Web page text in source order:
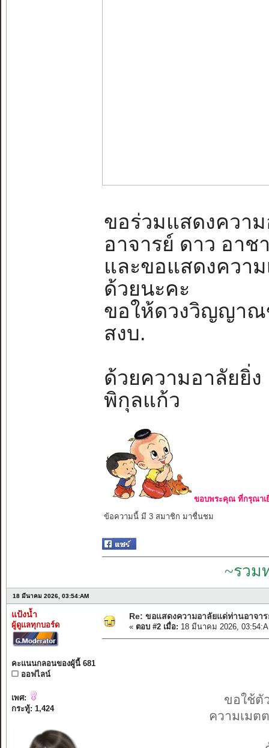
ขอร่วมแสดงควา
อาจารย์ ดาว อาช
และขอแสดงควา
ด้วยนะคะ
ขอให้ดวงวิญญาณ
สงบ.
ด้วยความอาลัยยิ่ง
พิกุลแก้ว
ขอบพระคุณ ที่กรุณาเ
ข้อความนี้ มี 3 สมาชิก มาชื่นชม
~รวม
18 มีนาคม 2026, 03:54:AM
แป้งน้ำ
ผู้ดูแลทุกบอร์ด
คะแนนกลอนของผู้นี้ 681
ออฟไลน์
เพศ:
กระทู้: 1,424
Re: ขอแสดงความอาลัยแด่ท่านอาจา
« ตอบ #2 เมื่อ: 18 มีนาคม 2026,
ขอใช้ตั
ความเมต